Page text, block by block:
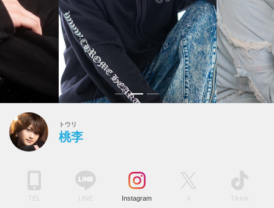
トウリ
桃李
TEL LINE Instagram X Tiktok